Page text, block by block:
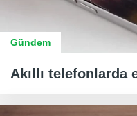
Gündem
Akıllı telefonlarda